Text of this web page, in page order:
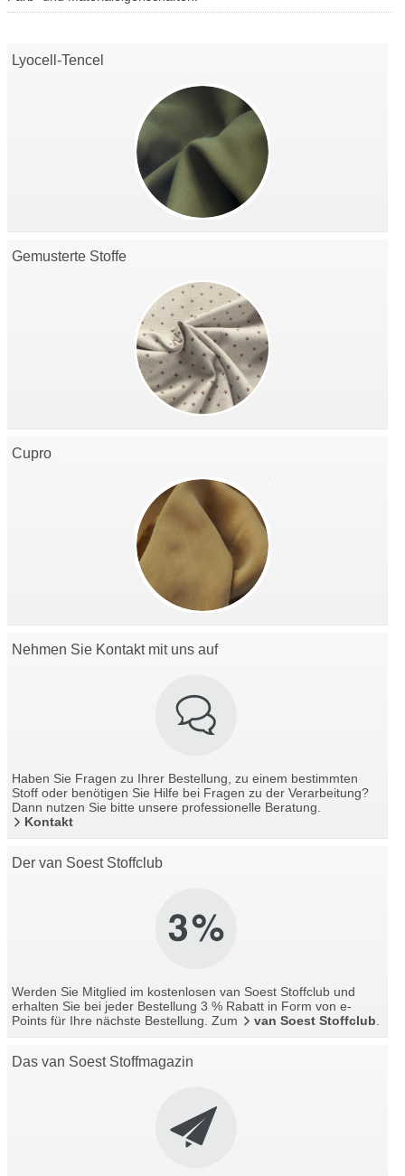
Lyocell-Tencel
Gemusterte Stoffe
Cupro
Nehmen Sie Kontakt mit uns auf
Haben Sie Fragen zu Ihrer Bestellung, zu einem bestimmten
Stoff oder benötigen Sie Hilfe bei Fragen zu der Verarbeitung?
Dann nutzen Sie bitte unsere professionelle Beratung.
Kontakt
Der van Soest Stoffclub
Werden Sie Mitglied im kostenlosen van Soest Stoffclub und
erhalten Sie bei jeder Bestellung 3 % Rabatt in Form von e-
Points für Ihre nächste Bestellung. Zum
van Soest Stoffclub.
Das van Soest Stoffmagazin